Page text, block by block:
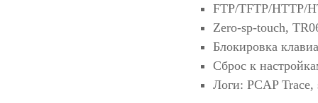
FTP/TFTP/HTTP/
Zero-sp-touch,
Блокировка
Сброс к
Логи: PCAP Trace,